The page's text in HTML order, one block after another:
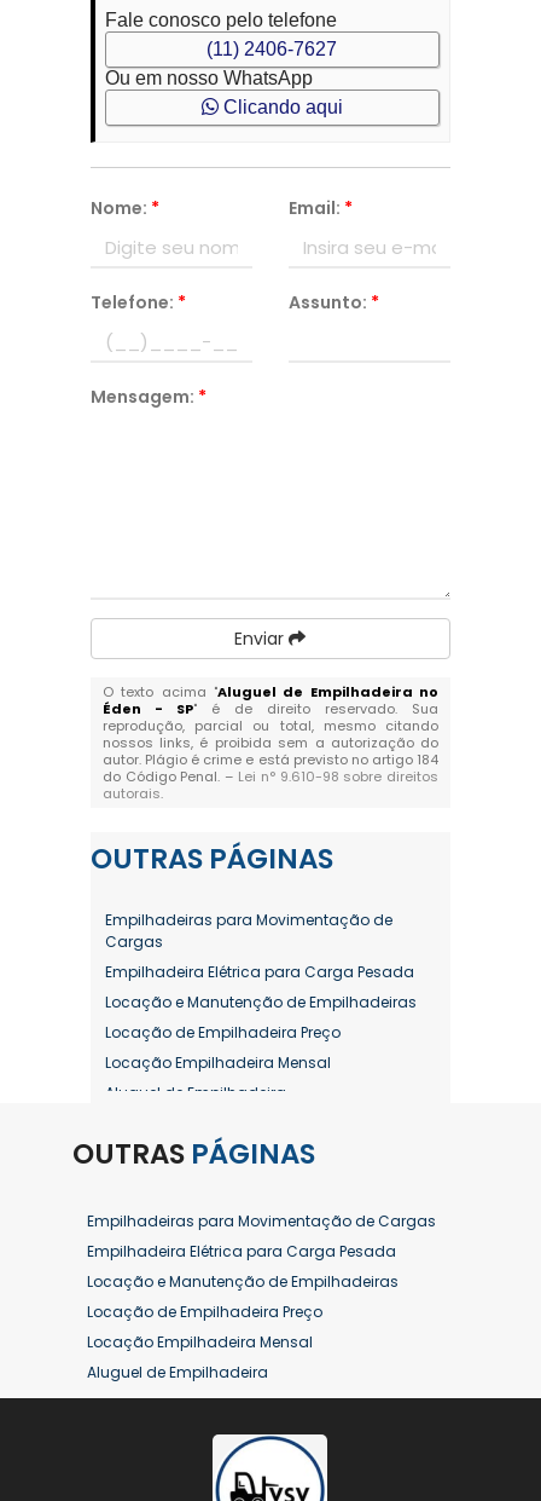
Fale conosco pelo telefone
(11) 2406-7627
Ou em nosso WhatsApp
Clicando aqui
Nome: * Email: *
Telefone: * Assunto: *
Mensagem: *
Enviar
O texto acima "Aluguel de Empilhadeira no
Éden - SP" é de direito reservado. Sua
reprodução, parcial ou total, mesmo citando
nossos links, é proibida sem a autorização do
autor. Plágio é crime e está previsto no artigo 184
do Código Penal. – Lei n° 9.610-98 sobre direitos
autorais.
OUTRAS PÁGINAS
Empilhadeiras para Movimentação de
Cargas
Empilhadeira Elétrica para Carga Pesada
Locação e Manutenção de Empilhadeiras
Locação de Empilhadeira Preço
Locação Empilhadeira Mensal
Aluguel de Empilhadeira
Aluguel de Empilhadeira Diária Valor
Aluguel de Empilhadeira Elétrica Preço
Aluguel de Empilhadeira Mensal
Aluguel de Empilhadeira Preço
Aluguel de Empilhadeira Valor
Aluguel de Empilhadeiras Eletricas
Conserto de Empilhadeira
Contrato de Locação de Empilhadeira
Empilhadeira a Combustão Hyster
Empilhadeira a Combustão Toyota
OUTRAS PÁGINAS
Empilhadeiras para Movimentação de Cargas
Empilhadeira Elétrica para Carga Pesada
Locação e Manutenção de Empilhadeiras
Locação de Empilhadeira Preço
Locação Empilhadeira Mensal
Aluguel de Empilhadeira
Aluguel de Empilhadeira a Combustão
Aluguel de Empilhadeira Diária Valor
Aluguel de Empilhadeira Elétrica
Aluguel de Empilhadeira Elétrica Preço